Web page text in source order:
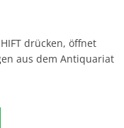
drücken, öffnet
aus dem Antiquariat